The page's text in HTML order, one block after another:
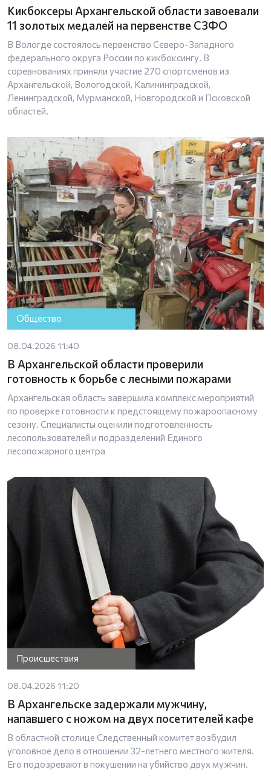
Кикбоксеры Архангельской области завоевали
11 золотых медалей на первенстве СЗФО
В Вологде состоялось первенство Северо-Западного
федерального округа России по кикбоксингу. В
соревнованиях приняли участие 270 спортсменов из
Архангельской, Вологодской, Калининградской,
Ленинградской, Мурманской, Новгородской и Псковской
областей.
Общество
08.04.2026 11:40
В Архангельской области проверили
готовность к борьбе с лесными пожарами
Архангельская область завершила комплекс мероприятий
по проверке готовности к предстоящему пожароопасному
сезону. Специалисты оценили подготовленность
лесопользователей и подразделений Единого
лесопожарного центра
Происшествия
08.04.2026 11:20
В Архангельске задержали мужчину,
напавшего с ножом на двух посетителей кафе
В областной столице Следственный комитет возбудил
уголовное дело в отношении 32-летнего местного жителя.
Его подозревают в покушении на убийство двух мужчин.